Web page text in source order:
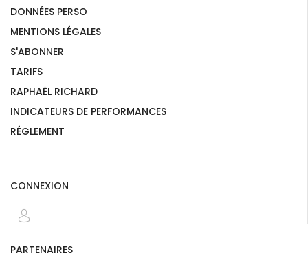
DONNÉES PERSO
MENTIONS LÉGALES
S'ABONNER
TARIFS
RAPHAËL RICHARD
INDICATEURS DE PERFORMANCES
RÉGLEMENT
CONNEXION
PARTENAIRES